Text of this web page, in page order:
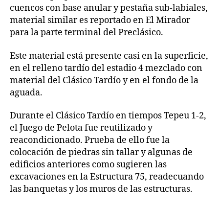
cuencos con base anular y pestaña sub-labiales,
material similar es reportado en El Mirador
para la parte terminal del Preclásico.
Este material está presente casi en la superficie,
en el relleno tardío del estadio 4 mezclado con
material del Clásico Tardío y en el fondo de la
aguada.
Durante el Clásico Tardío en tiempos Tepeu 1-2,
el Juego de Pelota fue reutilizado y
reacondicionado. Prueba de ello fue la
colocación de piedras sin tallar y algunas de
edificios anteriores como sugieren las
excavaciones en la Estructura 75, readecuando
las banquetas y los muros de las estructuras.